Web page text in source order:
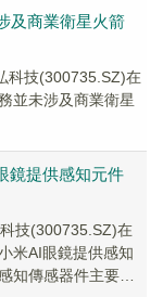
及商業衛星火箭
科技(300735.SZ)在
並未涉及商業衛星
鏡提供感知元件
技(300735.SZ)在
米AI眼鏡提供感知
知傳感器件主要應